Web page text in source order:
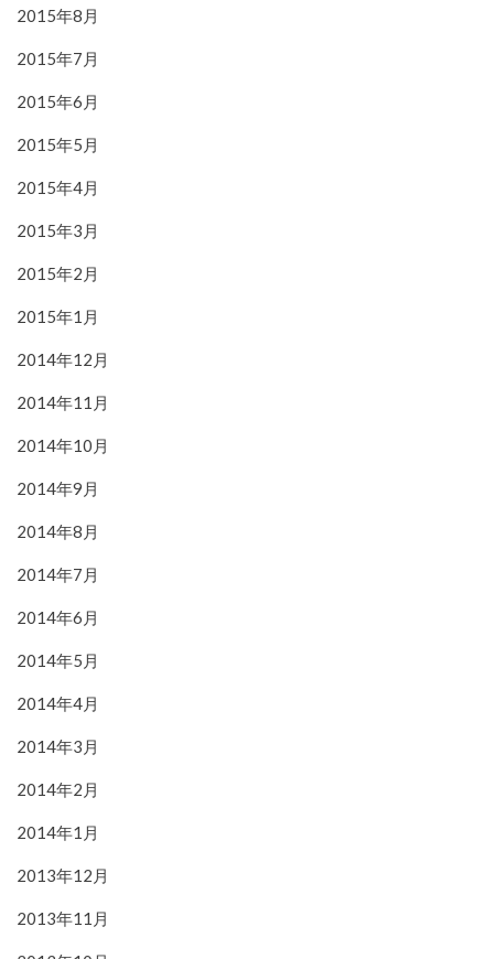
2015年8月
2015年7月
2015年6月
2015年5月
2015年4月
2015年3月
2015年2月
2015年1月
2014年12月
2014年11月
2014年10月
2014年9月
2014年8月
2014年7月
2014年6月
2014年5月
2014年4月
2014年3月
2014年2月
2014年1月
2013年12月
2013年11月